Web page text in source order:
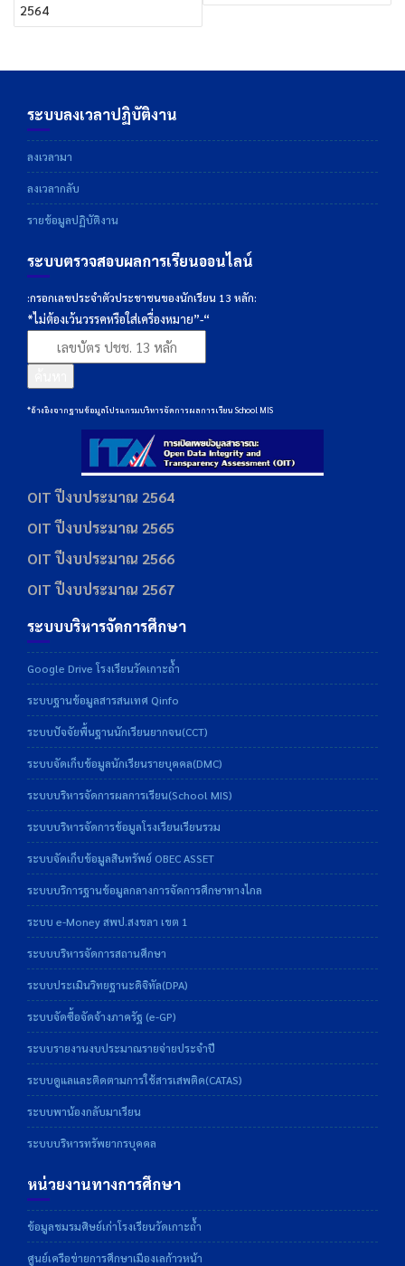
2564
ระบบลงเวลาปฏิบัติงาน
ลงเวลามา
ลงเวลากลับ
รายข้อมูลปฏิบัติงาน
ระบบตรวจสอบผลการเรียนออนไลน์
:กรอกเลขประจำตัวประชาชนของนักเรียน 13 หลัก:
*ไม่ต้องเว้นวรรคหรือใส่เครื่องหมาย”-“
*อ้างอิงจากฐานข้อมูลโปรแกรมบริหารจัดการผลการเรียน School MIS
OIT ปีงบประมาณ 2564
OIT ปีงบประมาณ 2565
OIT ปีงบประมาณ 2566
OIT ปีงบประมาณ 2567
ระบบบริหารจัดการศึกษา
Google Drive โรงเรียนวัดเกาะถ้ำ
ระบบฐานข้อมูลสารสนเทศ Qinfo
ระบบปัจจัยพื้นฐานนักเรียนยากจน(CCT)
ระบบจัดเก็บข้อมูลนักเรียนรายบุคคล(DMC)
ระบบบริหารจัดการผลการเรียน(School MIS)
ระบบบริหารจัดการข้อมูลโรงเรียนเรียนรวม
ระบบจัดเก็บข้อมูลสินทรัพย์ OBEC ASSET
ระบบบริการฐานข้อมูลกลางการจัดการศึกษาทางไกล
ระบบ e-Money สพป.สงขลา เขต 1
ระบบบริหารจัดการสถานศึกษา
ระบบประเมินวิทยฐานะดิจิทัล(DPA)
ระบบจัดซื้อจัดจ้างภาครัฐ (e-GP)
ระบบรายงานงบประมาณรายจ่ายประจำปี
ระบบดูแลและติดตามการใช้สารเสพติด(CATAS)
ระบบพาน้องกลับมาเรียน
ระบบบริหารทรัพยากรบุคคล
หน่วยงานทางการศึกษา
ข้อมูลชมรมศิษย์เก่าโรงเรียนวัดเกาะถ้ำ
ศูนย์เครือข่ายการศึกษาเมืองเลก้าวหน้า